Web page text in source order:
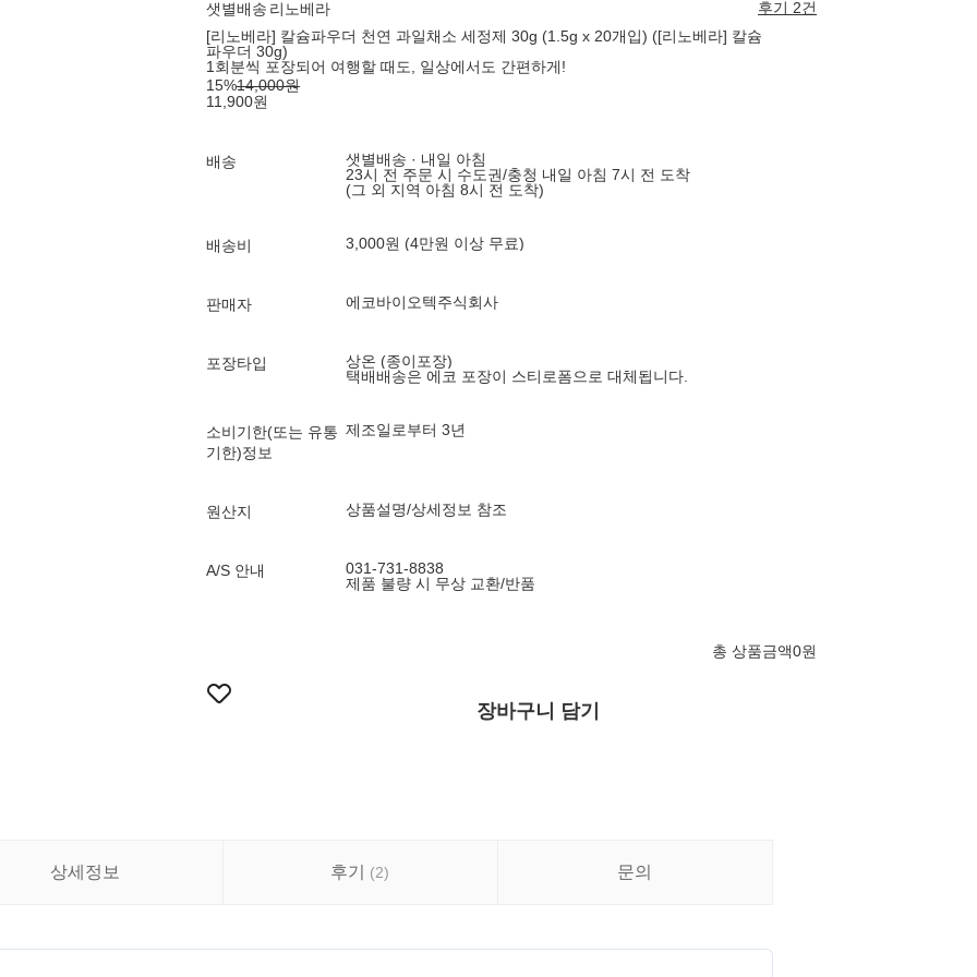
샛별배송 리노베라
후기 2건
[리노베라] 칼슘파우더 천연 과일채소 세정제 30g (1.5g x 20개입) ([리노베라] 칼슘
파우더 30g)
1회분씩 포장되어 여행할 때도, 일상에서도 간편하게!
15%14,000원
11,900원
배송
샛별배송 · 내일 아침
23시 전 주문 시 수도권/충청 내일 아침 7시 전 도착
(그 외 지역 아침 8시 전 도착)
배송비 3,000원 (4만원 이상 무료)
판매자 에코바이오텍주식회사
포장타입
상온 (종이포장)
택배배송은 에코 포장이 스티로폼으로 대체됩니다.
소비기한(또는 유통
기한)정보
제조일로부터 3년
원산지 상품설명/상세정보 참조
A/S 안내
031-731-8838
제품 불량 시 무상 교환/반품
총 상품금액0원
장바구니 담기
상세정보 후기 (2) 문의